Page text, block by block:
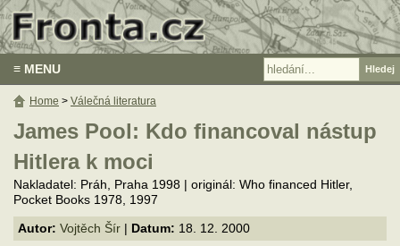
≡ MENU
James Pool: Kdo financoval nástup
Hitlera k moci
Nakladatel: Práh, Praha 1998 | originál: Who financed Hitler,
Pocket Books 1978, 1997
Autor: Vojtěch Šír Datum: 18. 12. 2000
Home > Válečná literatura